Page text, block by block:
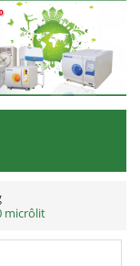
micrôlit